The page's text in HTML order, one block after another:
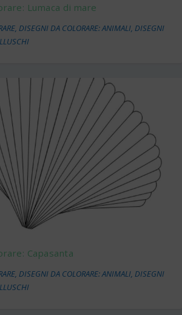
Lumaca di mare
,DISEGNI DA COLORARE: ANIMALI,DISEGNI
Capasanta
DISEGNI DA COLORARE: ANIMALI DISEGNI